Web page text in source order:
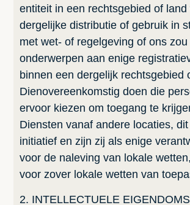
entiteit in een rechtsgebied of land
dergelijke distributie of gebruik in
met wet- of regelgeving of ons zou
onderwerpen aan enige
binnen een dergelijk rechtsgebied
Dienovereenkomstig doen die
ervoor kiezen om toegang te
Diensten vanaf andere locaties,
initiatief en zijn zij als enige
voor de naleving van lokale
voor zover lokale wetten van
2. INTELLECTUELE